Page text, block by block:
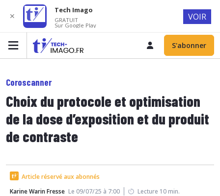
S'abonner
Coroscanner
Choix du protocole et optimisation
de la dose d’exposition et du produit
de contraste
Article réservé aux abonnés
Karine Warin Fresse Le 09/07/25 à 7:00
Lecture 10 min.
✕
Tech Imago
GRATUIT
Sur Google Play
VOIR